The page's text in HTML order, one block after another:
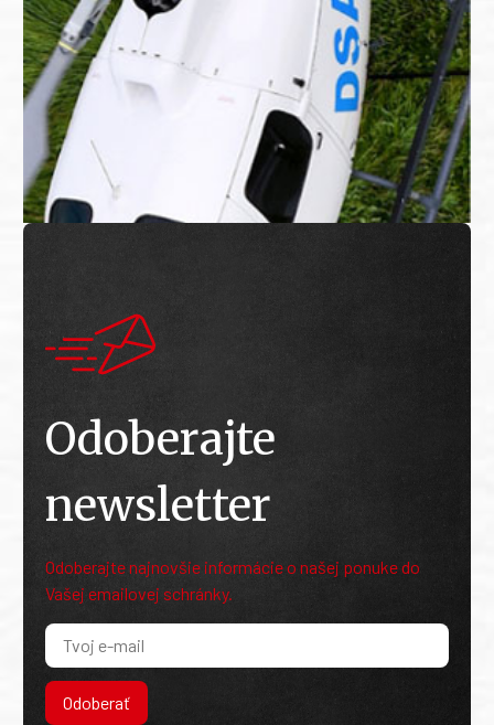
Odoberajte
newsletter
Odoberajte najnovšie informácie o našej ponuke do
Vašej emailovej schránky.
Odoberať